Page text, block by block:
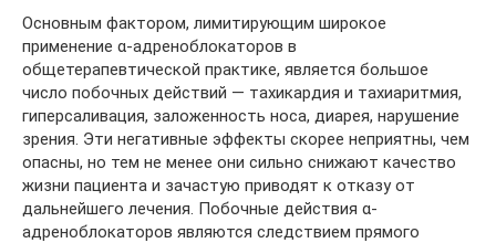
Основным фактором, лимитирующим широкое
применение α-адреноблокаторов в
общетерапевтической практике, является большое
число побочных действий — тахикардия и тахиаритмия,
гиперсаливация, заложенность носа, диарея, нарушение
зрения. Эти негативные эффекты скорее неприятны, чем
опасны, но тем не менее они сильно снижают качество
жизни пациента и зачастую приводят к отказу от
дальнейшего лечения. Побочные действия α-
адреноблокаторов являются следствием прямого